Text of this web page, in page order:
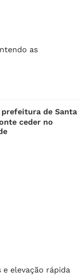
as
prefeitura de Santa
ceder no
elevação rápida